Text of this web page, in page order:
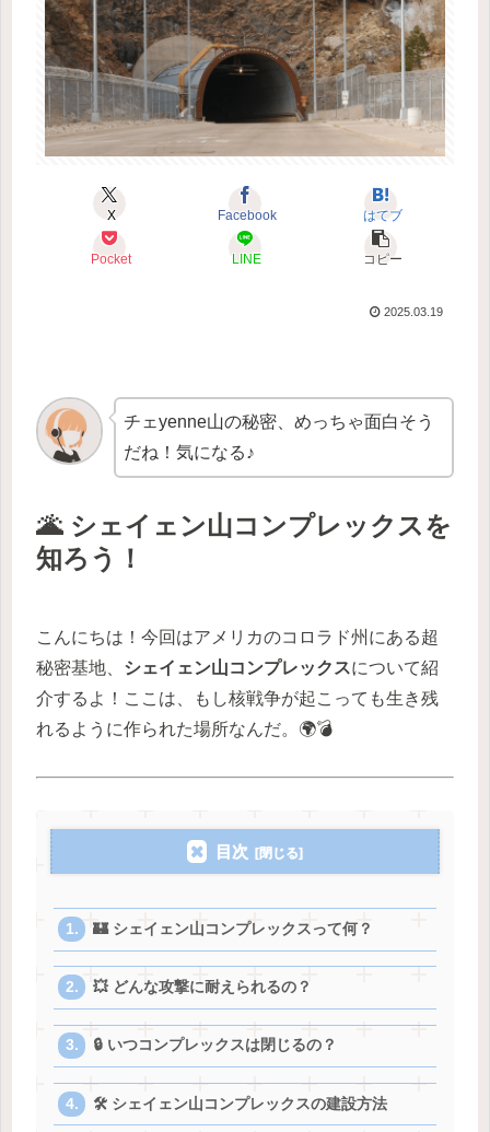
X Facebook はてブ
Pocket LINE コピー
2025.03.19
チェyenne山の秘密、めっちゃ面白そう
だね！気になる♪
🌋 シェイェン山コンプレックスを
知ろう！
こんにちは！今回はアメリカのコロラド州にある超
秘密基地、 シェイェン山コンプレックスについて紹
介するよ！ここは、もし核戦争が起こっても生き残
れるように作られた場所なんだ。🌍💣
目次
🏰 シェイェン山コンプレックスって何？
💥 どんな攻撃に耐えられるの？
🔒 いつコンプレックスは閉じるの？
🛠️ シェイェン山コンプレックスの建設方法